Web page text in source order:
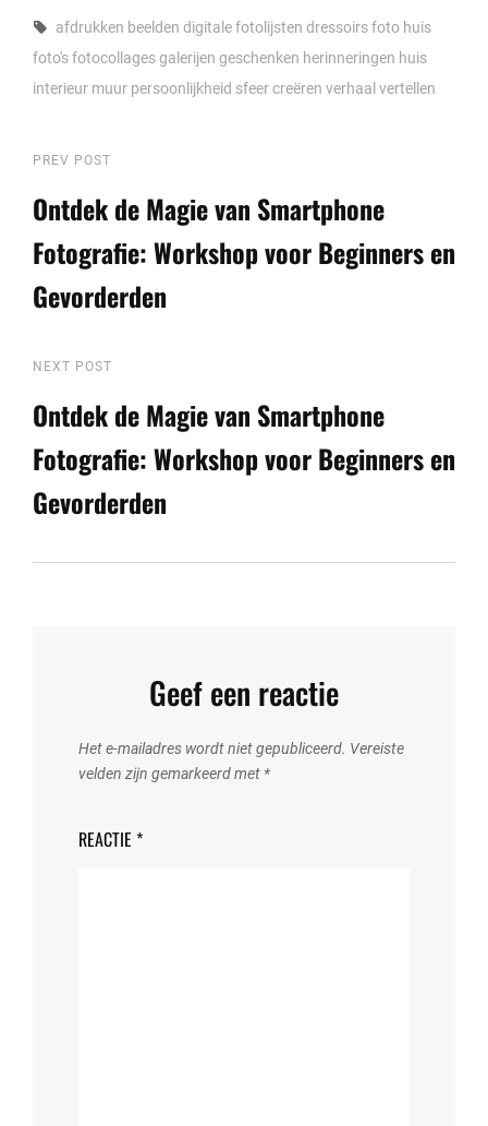
Tags,
afdrukken beelden digitale fotolijsten dressoirsfoto huis
foto'sfotocollagesgalerijen geschenken herinneringen huis
interieur muur persoonlijkheid sfeer creëren verhaal vertellen
Berichtnavigatie
Previous
Post
PREV POST
Ontdek de Magie van Smartphone
Fotografie: Workshop voor Beginners en
Gevorderden
Next
Post
NEXT POST
Ontdek de Magie van Smartphone
Fotografie: Workshop voor Beginners en
Gevorderden
Geef een reactie
Het e-mailadres wordt niet gepubliceerd. Vereiste
velden zijn gemarkeerd met *
REACTIE *